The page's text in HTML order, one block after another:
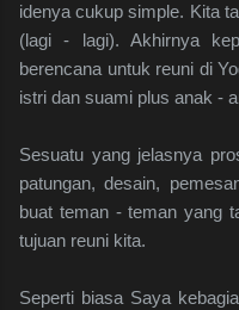
idenya cukup simple. Kita
(lagi - lagi). Akhirnya
berencana untuk reuni di
istri dan suami plus anak -
Sesuatu yang jelasnya
patungan, desain,
buat teman - teman yang
tujuan reuni kita.
Seperti biasa Saya